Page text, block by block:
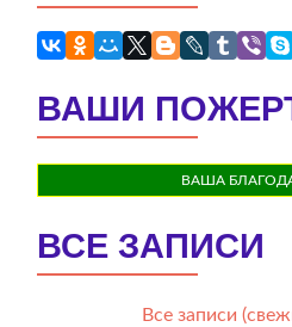
ВАШИ
ВАША
ВСЕ ЗАПИСИ
Все записи